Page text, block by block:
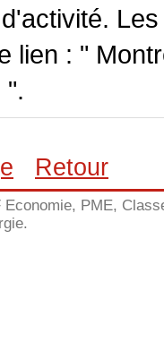
lien : "
".
Retour
Economie, PME,